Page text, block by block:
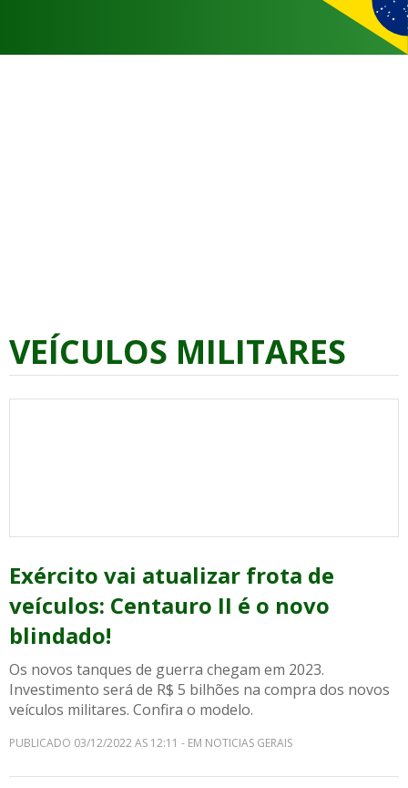
VEÍCULOS MILITARES
Exército vai atualizar frota de
veículos: Centauro II é o novo
blindado!
Os novos tanques de guerra chegam em 2023.
Investimento será de R$ 5 bilhões na compra dos novos
veículos militares. Confira o modelo.
PUBLICADO 03/12/2022 AS 12:11 - EM NOTICIAS GERAIS